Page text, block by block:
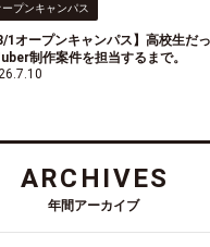
ープンキャンパス
8/1オープンキャンパス】高校生だ
制作案件を担当するまで。
ARCHIVES
年間アーカイブ